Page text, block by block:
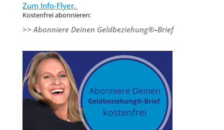
Zum Info-Flyer.
Kostenfrei abonnieren:
>> Abonniere Deinen Geldbeziehung®–Brief